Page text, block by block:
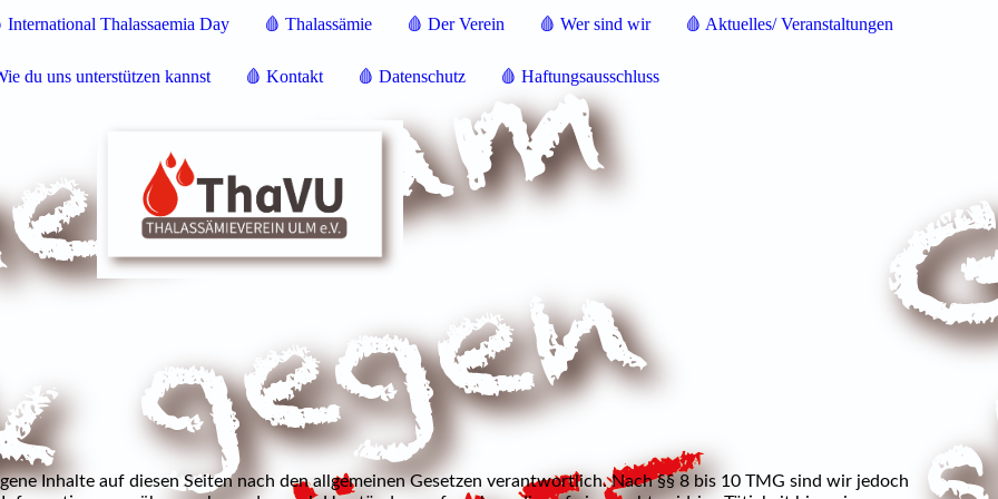
International Thalassaemia Day 🩸 Thalassämie 🩸 Der Verein 🩸 Wer sind wir 🩸 Aktuelles/ Veranstaltungen
du uns unterstützen kannst 🩸 Kontakt 🩸 Datenschutz 🩸 Haftungsausschluss
Inhalte auf diesen Seiten nach den allgemeinen Gesetzen verantwortlich. Nach §§ 8 bis 10 TMG sind wir jedoch